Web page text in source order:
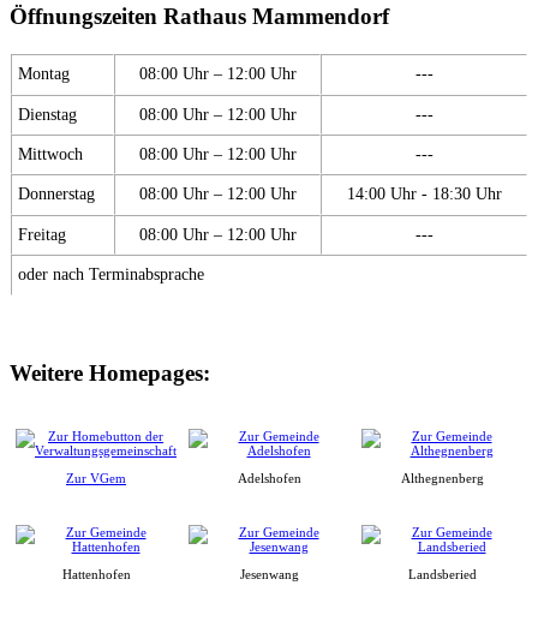
Öffnungszeiten Rathaus Mammendorf
Montag 08:00 Uhr – 12:00 Uhr ---
Dienstag 08:00 Uhr – 12:00 Uhr ---
Mittwoch 08:00 Uhr – 12:00 Uhr ---
Donnerstag 08:00 Uhr – 12:00 Uhr 14:00 Uhr - 18:30 Uhr
Freitag 08:00 Uhr – 12:00 Uhr ---
oder nach Terminabsprache
Weitere Homepages:
Zur VGem Adelshofen Althegnenberg
Hattenhofen Jesenwang Landsberied